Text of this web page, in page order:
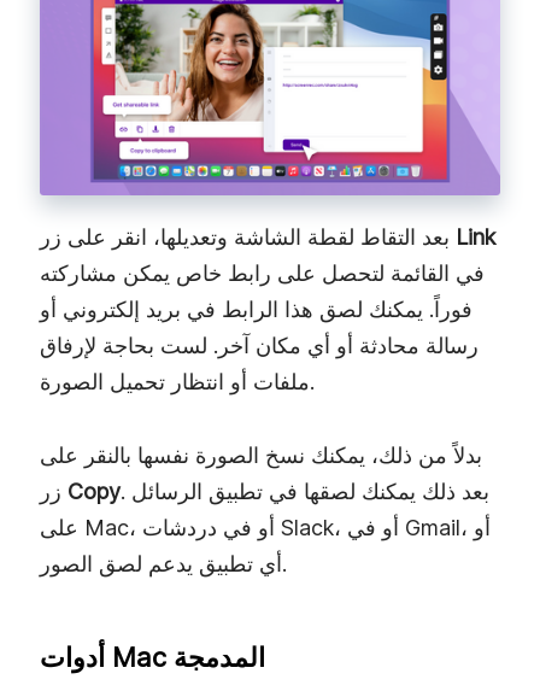
Link
في القائمة لتحصل على رابط خاص يمكن مشاركته
فوراً. يمكنك لصق هذا الرابط في بريد إلكتروني أو
رسالة محادثة أو أي مكان آخر. لست بحاجة لإرفاق
ملفات أو انتظار تحميل الصورة.
بدلاً من ذلك، يمكنك نسخ الصورة نفسها بالنقر على
Copy. بعد ذلك يمكنك لصقها في تطبيق الرسائل
على Mac، أو في دردشات Slack، أو في Gmail، أو
أي تطبيق يدعم لصق الصور.
أدوات Mac المدمجة